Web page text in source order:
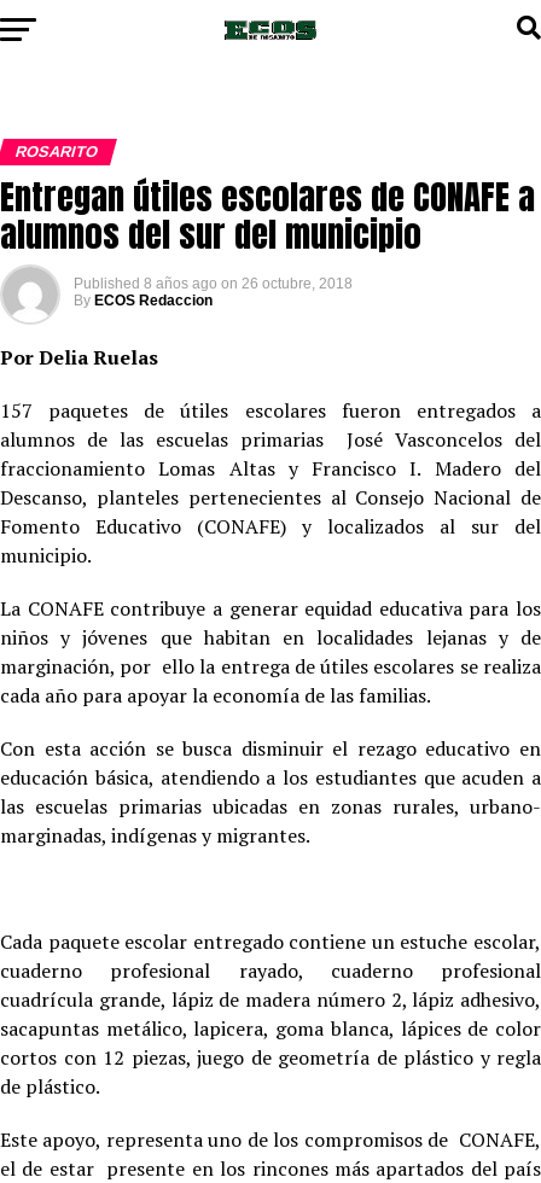
ROSARITO
Entregan útiles escolares de CONAFE a
alumnos del sur del municipio
Published 8 años ago on 26 octubre, 2018
By ECOS Redaccion
Por Delia Ruelas
157 paquetes de útiles escolares fueron entregados a
alumnos de las escuelas primarias José Vasconcelos del
fraccionamiento Lomas Altas y Francisco I. Madero del
Descanso, planteles pertenecientes al Consejo Nacional de
Fomento Educativo (CONAFE) y localizados al sur del
municipio.
La CONAFE contribuye a generar equidad educativa para los
niños y jóvenes que habitan en localidades lejanas y de
marginación, por ello la entrega de útiles escolares se realiza
cada año para apoyar la economía de las familias.
Con esta acción se busca disminuir el rezago educativo en
educación básica, atendiendo a los estudiantes que acuden a
las escuelas primarias ubicadas en zonas rurales, urbano-
marginadas, indígenas y migrantes.
Cada paquete escolar entregado contiene un estuche escolar,
cuaderno profesional rayado, cuaderno profesional
cuadrícula grande, lápiz de madera número 2, lápiz adhesivo,
sacapuntas metálico, lapicera, goma blanca, lápices de color
cortos con 12 piezas, juego de geometría de plástico y regla
de plástico.
Este apoyo, representa uno de los compromisos de CONAFE,
el de estar presente en los rincones más apartados del país